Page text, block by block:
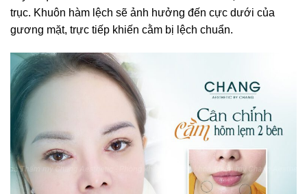
trục. Khuôn hàm lệch sẽ ảnh hưởng đến cực dưới của
gương mặt, trực tiếp khiến cằm bị lệch chuẩn.